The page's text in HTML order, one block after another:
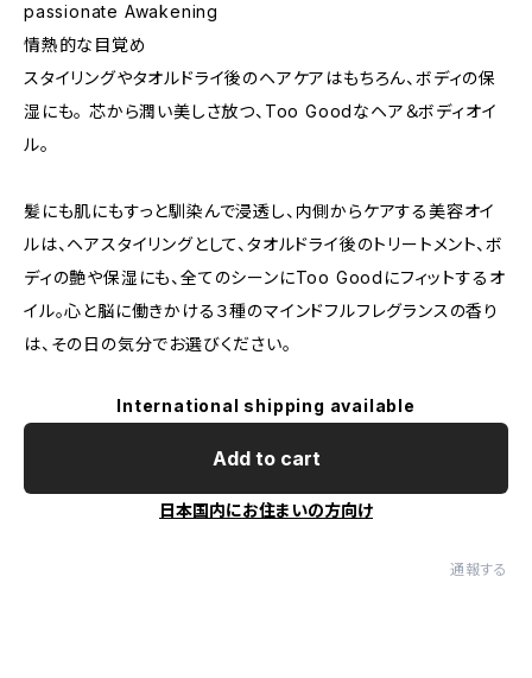
passionate Awakening
情熱的な目覚め
スタイリングやタオルドライ後のヘアケアはもちろん、ボディの保
湿にも。 芯から潤い美しさ放つ、Too Goodなヘア＆ボディオイ
ル。
髪にも肌にもすっと馴染んで浸透し、内側からケアする美容オイ
ルは、ヘアスタイリングとして、タオルドライ後のトリートメント、ボ
ディの艶や保湿にも、全てのシーンにToo Goodにフィットするオ
イル。心と脳に働きかける３種のマインドフルフレグランスの香り
は、その日の気分でお選びください。
International shipping available
Add to cart
日本国内にお住まいの方向け
通報する